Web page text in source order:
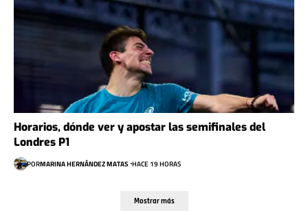
Horarios, dónde ver y apostar las semifinales del
Londres P1
PORMARINA HERNÁNDEZ MATAS HACE 19 HORAS
Mostrar más